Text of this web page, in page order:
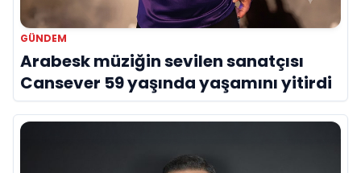
GÜNDEM
Arabesk müziğin sevilen sanatçısı
Cansever 59 yaşında yaşamını yitirdi